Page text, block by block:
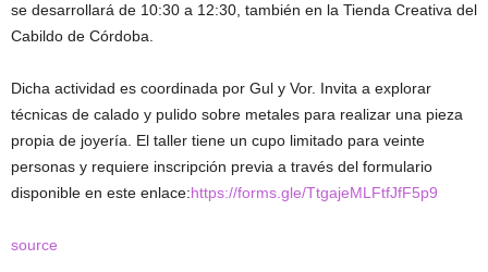
se desarrollará de 10:30 a 12:30, también en la Tienda Creativa del
Cabildo de Córdoba.
Dicha actividad es coordinada por Gul y Vor. Invita a explorar
técnicas de calado y pulido sobre metales para realizar una pieza
propia de joyería. El taller tiene un cupo limitado para veinte
personas y requiere inscripción previa a través del formulario
disponible en este enlace:https://forms.gle/TtgajeMLFtfJfF5p9
source